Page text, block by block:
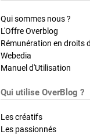
Qui sommes nous ?
L'Offre Overblog
Rémunération en droits
Webedia
Manuel d'Utilisation
Qui utilise OverBlog ?
Les créatifs
Les passionnés